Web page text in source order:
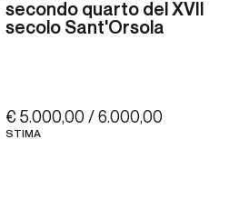
secondo quarto del XVII
secolo Sant'Orsola
€ 5.000,00 / 6.000,00
STIMA